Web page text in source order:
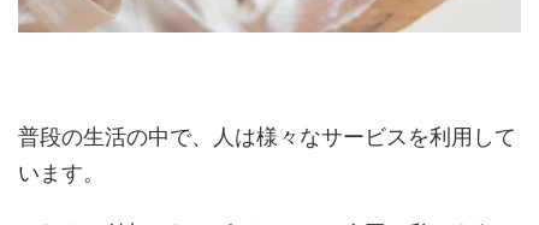
普段の生活の中で、人は様々なサービスを利用して
います。